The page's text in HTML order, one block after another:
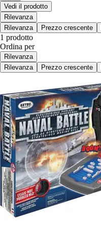
Vedi il prodotto
Rilevanza
Rilevanza
Prezzo crescente
1 prodotto
Ordina per
Rilevanza
Rilevanza
Prezzo crescente